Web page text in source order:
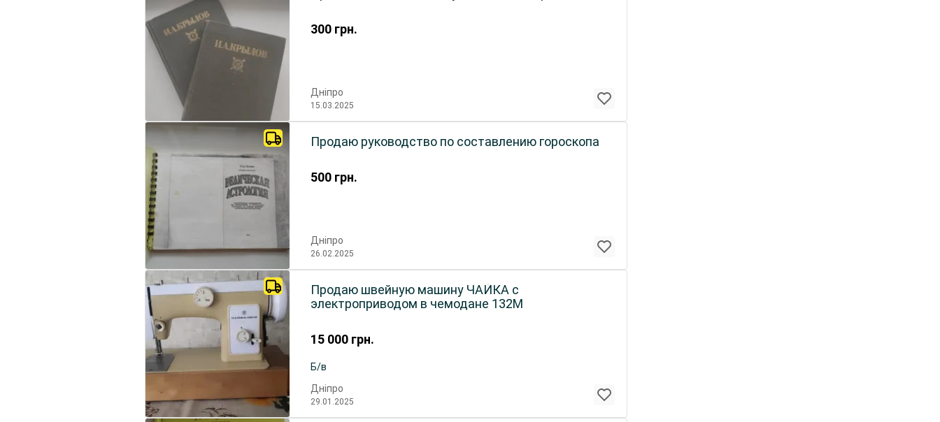
300 грн.
Дніпро
15.03.2025
500 грн.
Продаю руководство по составлению гороскопа
Дніпро
26.02.2025
15 000 грн.
Продаю швейную машину ЧАЙКА с
электроприводом в чемодане 132М
Б/в
Дніпро
29.01.2025